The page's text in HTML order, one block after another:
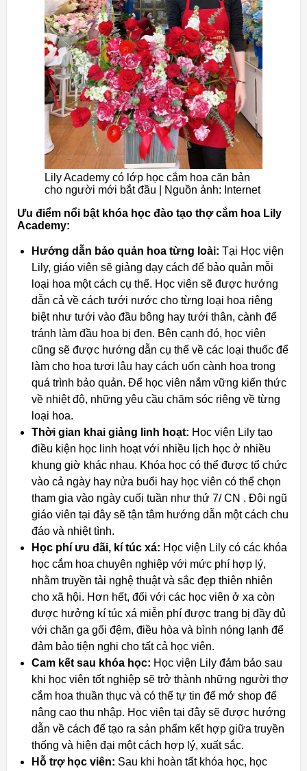
Lily Academy có lớp học cắm hoa căn bản
cho người mới bắt đầu | Nguồn ảnh: Internet
Ưu điểm nổi bật khóa học đào tạo thợ cắm hoa Lily
Academy:
Hướng dẫn bảo quản hoa từng loài: Tại Học viện
Lily, giáo viên sẽ giảng dạy cách để bảo quản mỗi
loại hoa một cách cụ thể. Học viên sẽ được hướng
dẫn cả về cách tưới nước cho từng loại hoa riêng
biệt như tưới vào đầu bông hay tưới thân, cành để
tránh làm đầu hoa bị đen. Bên cạnh đó, học viên
cũng sẽ được hướng dẫn cụ thể về các loại thuốc để
làm cho hoa tươi lâu hay cách uốn cành hoa trong
quá trình bảo quản. Để học viên nắm vững kiến thức
về nhiệt độ, những yêu cầu chăm sóc riêng về từng
loại hoa.
Thời gian khai giảng linh hoạt: Học viện Lily tạo
điều kiện học linh hoạt với nhiều lịch học ở nhiều
khung giờ khác nhau. Khóa học có thể được tổ chức
vào cả ngày hay nửa buổi hay học viên có thể chọn
tham gia vào ngày cuối tuần như thứ 7/ CN . Đội ngũ
giáo viên tại đây sẽ tận tâm hướng dẫn một cách chu
đáo và nhiệt tình.
Học phí ưu đãi, kí túc xá: Học viện Lily có các khóa
học cắm hoa chuyên nghiệp với mức phí hợp lý,
nhằm truyền tải nghệ thuật và sắc đẹp thiên nhiên
cho xã hội. Hơn hết, đối với các học viên ở xa còn
được hưởng kí túc xá miễn phí được trang bị đầy đủ
với chăn ga gối đệm, điều hòa và bình nóng lạnh để
đảm bảo tiện nghi cho tất cả học viên.
Cam kết sau khóa học: Học viện Lily đảm bảo sau
khi học viên tốt nghiệp sẽ trở thành những người thợ
cắm hoa thuần thục và có thể tự tin để mở shop để
nâng cao thu nhập. Học viên tại đây sẽ được hướng
dẫn về cách để tạo ra sản phẩm kết hợp giữa truyền
thống và hiện đại một cách hợp lý, xuất sắc.
Hỗ trợ học viên: Sau khi hoàn tất khóa học, học